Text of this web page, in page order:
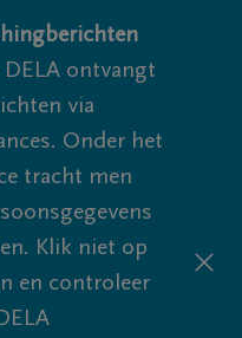
DELA ontvangt
via
Onder het
tracht men
Klik niet op
en controleer